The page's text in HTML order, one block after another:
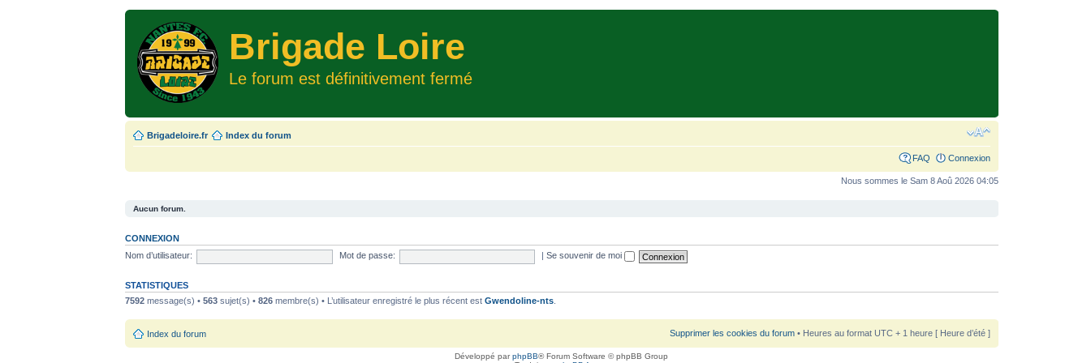
Brigade Loire
Le forum est définitivement fermé
Brigadeloire.fr Index du forum
FAQ Connexion
Nous sommes le Sam 8 Aoû 2026 04:05
Aucun forum.
CONNEXION
Nom d’utilisateur:
Mot de passe: Se souvenir de moi
STATISTIQUES
7592 message(s) •563 sujet(s) •826 membre(s) • L’utilisateur enregistré le plus récent estGwendoline-nts
Index du forum Supprimer les cookies du forum• Heures au format UTC + 1 heure [ Heure d’été ]
Développé parphpBB® Forum Software © phpBB Group